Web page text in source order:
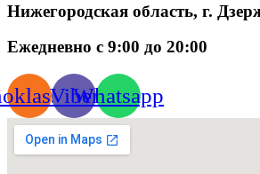
Нижегородская область, г.
Ежедневно с 9:00 до 20:00
ViberWhatsapp